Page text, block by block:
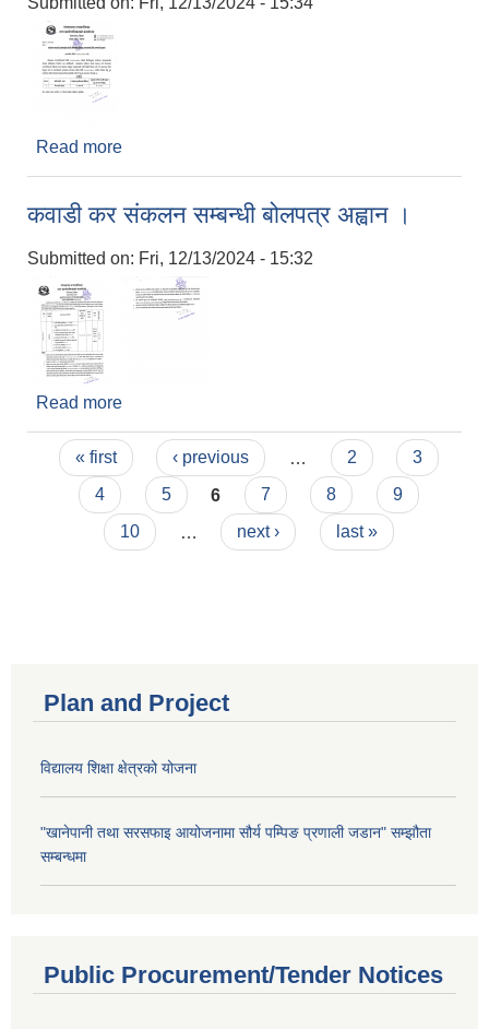
Read more
कवाडी कर संकलन सम्बन्धी बोलपत्र अह्वान ।
Submitted on: Fri, 12/13/2024 - 15:32
Read more
Pages
« first ‹ previous 2
3
4
5 6 7 8
9
10
next › last »
Plan and Project
विद्यालय शिक्षा क्षेत्रको योजना
"खानेपानी तथा सरसफाइ आयोजनामा सौर्य पम्पिङ प्रणाली जडान" सम्झौता
सम्बन्धमा
Public Procurement/Tender Notices